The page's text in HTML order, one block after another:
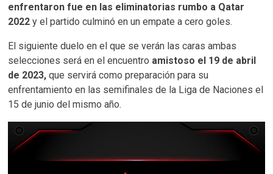
enfrentaron fue en las eliminatorias rumbo a Qatar
2022 y el partido culminó en un empate a cero goles.
El siguiente duelo en el que se verán las caras ambas
selecciones será en el encuentro amistoso el 19 de abril
de 2023,que servirá como preparación para su
enfrentamiento en las semifinales de la Liga de Naciones el
15 de junio del mismo año.